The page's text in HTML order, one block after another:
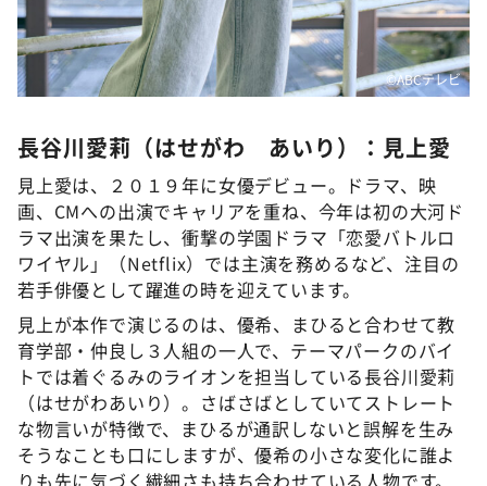
©ABCテレビ
長谷川愛莉（はせがわ あいり）：見上愛
見上愛は、２０１９年に女優デビュー。ドラマ、映
画、CMへの出演でキャリアを重ね、今年は初の大河ド
ラマ出演を果たし、衝撃の学園ドラマ「恋愛バトルロ
ワイヤル」（Netflix）では主演を務めるなど、注目の
若手俳優として躍進の時を迎えています。
見上が本作で演じるのは、優希、まひると合わせて教
育学部・仲良し３人組の一人で、テーマパークのバイ
トでは着ぐるみのライオンを担当している長谷川愛莉
（はせがわあいり）。さばさばとしていてストレート
な物言いが特徴で、まひるが通訳しないと誤解を生み
そうなことも口にしますが、優希の小さな変化に誰よ
りも先に気づく繊細さも持ち合わせている人物です。